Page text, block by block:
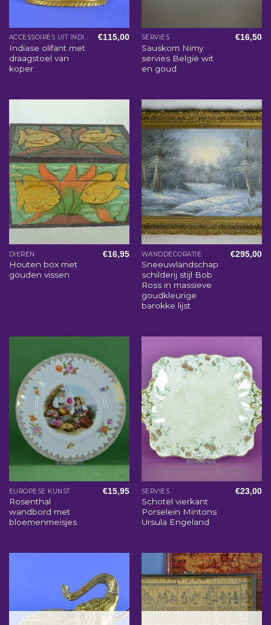
ACCESSOIRES UIT INDIA
Indiase olifant met
draagstoel van
koper
€115,00 SERVIES
Sauskom Nimy
servies België wit
en goud
€16,50
DIEREN
Houten box met
gouden vissen
€16,95 WANDDECORATIE
Sneeuwlandschap
schilderij stijl Bob
Ross in massieve
goudkleurige
barokke lijst
€295,00
EUROPESE KUNST
Rosenthal
wandbord met
bloemenmeisjes
€15,95 SERVIES
Schotel vierkant
Porselein Mintons
Ursula Engeland
€23,00